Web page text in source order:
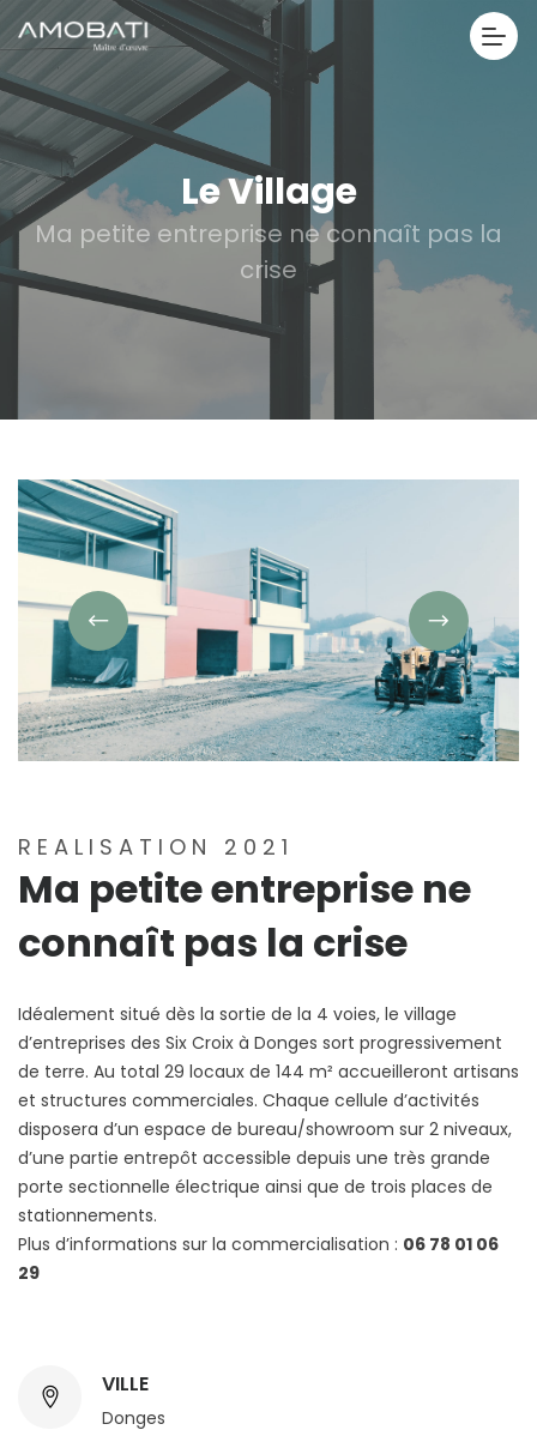
Le Village
Ma petite entreprise ne connaît pas la
crise
REALISATION 2021
Ma petite entreprise ne
connaît pas la crise
Idéalement situé dès la sortie de la 4 voies, le village
d’entreprises des Six Croix à Donges sort progressivement
de terre. Au total 29 locaux de 144 m² accueilleront artisans
et structures commerciales. Chaque cellule d’activités
disposera d’un espace de bureau/showroom sur 2 niveaux,
d’une partie entrepôt accessible depuis une très grande
porte sectionnelle électrique ainsi que de trois places de
stationnements.
Plus d’informations sur la commercialisation : 06 78 01 06
29
VILLE
Donges